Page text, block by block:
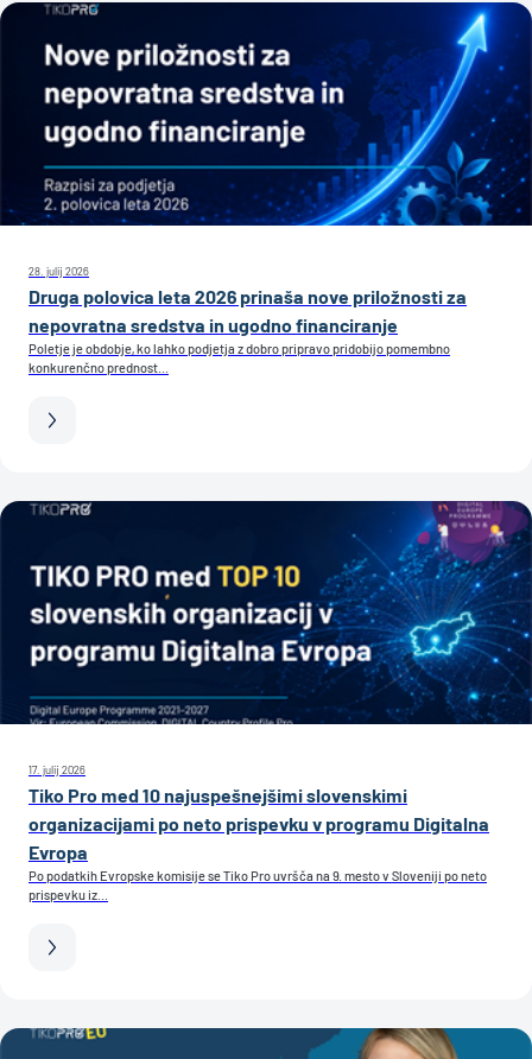
28. julij 2026
Druga polovica leta 2026 prinaša nove priložnosti za
nepovratna sredstva in ugodno financiranje
Poletje je obdobje, ko lahko podjetja z dobro pripravo pridobijo pomembno
konkurenčno prednost...
17. julij 2026
Tiko Pro med 10 najuspešnejšimi slovenskimi
organizacijami po neto prispevku v programu Digitalna
Evropa
Po podatkih Evropske komisije se Tiko Pro uvršča na 9. mesto v Sloveniji po neto
prispevku iz...